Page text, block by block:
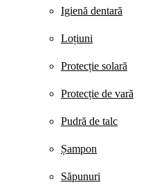
Igienă dentară
Loțiuni
Protecție solară
Protecție de vară
Pudră de talc
Șampon
Săpunuri